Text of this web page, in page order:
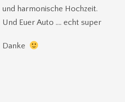
und harmonische Hochzeit.
Und Euer Auto …. echt super
Danke